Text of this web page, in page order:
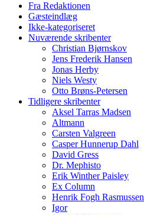
Fra Redaktionen
Gæsteindlæg
Ikke-kategoriseret
Nuværende skribenter
Christian Bjørnskov
Jens Frederik Hansen
Jonas Herby
Niels Westy
Otto Brøns-Petersen
Tidligere skribenter
Aksel Tarras Madsen
Altmann
Carsten Valgreen
Casper Hunnerup Dahl
David Gress
Dr. Mephisto
Erik Winther Paisley
Ex Column
Henrik Fogh Rasmussen
Igor